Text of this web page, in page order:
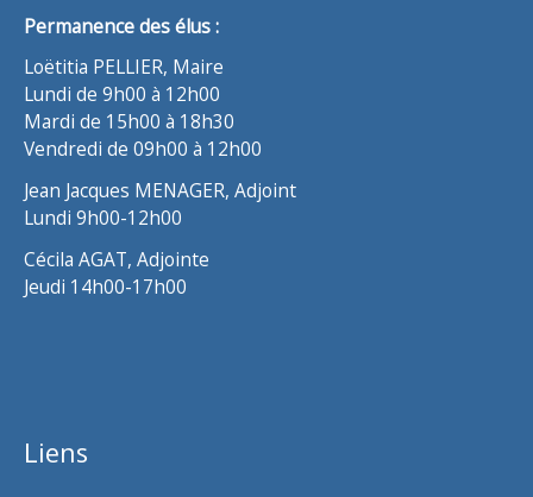
Permanence des élus :
Loëtitia PELLIER, Maire
Lundi de 9h00 à 12h00
Mardi de 15h00 à 18h30
Vendredi de 09h00 à 12h00
Jean Jacques MENAGER, Adjoint
Lundi 9h00-12h00
Cécila AGAT, Adjointe
Jeudi 14h00-17h00
Liens